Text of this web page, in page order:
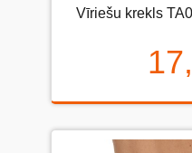
Vīriešu krekls